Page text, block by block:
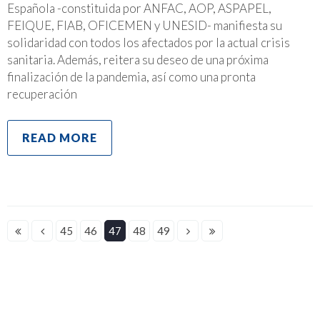
Española -constituida por ANFAC, AOP, ASPAPEL,
FEIQUE, FIAB, OFICEMEN y UNESID- manifiesta su
solidaridad con todos los afectados por la actual crisis
sanitaria. Además, reitera su deseo de una próxima
finalización de la pandemia, así como una pronta
recuperación
READ MORE
45 46 47 48 49